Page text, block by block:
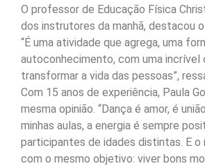
O professor de Educação Física
dos instrutores da manhã, destacou o
“É uma atividade que agrega, uma
autoconhecimento, com uma incrível
transformar a vida das pessoas”,
Com 15 anos de experiência, Paula
mesma opinião. “Dança é amor, é
minhas aulas, a energia é sempre
participantes de idades distintas. E o
com o mesmo objetivo: viver bons